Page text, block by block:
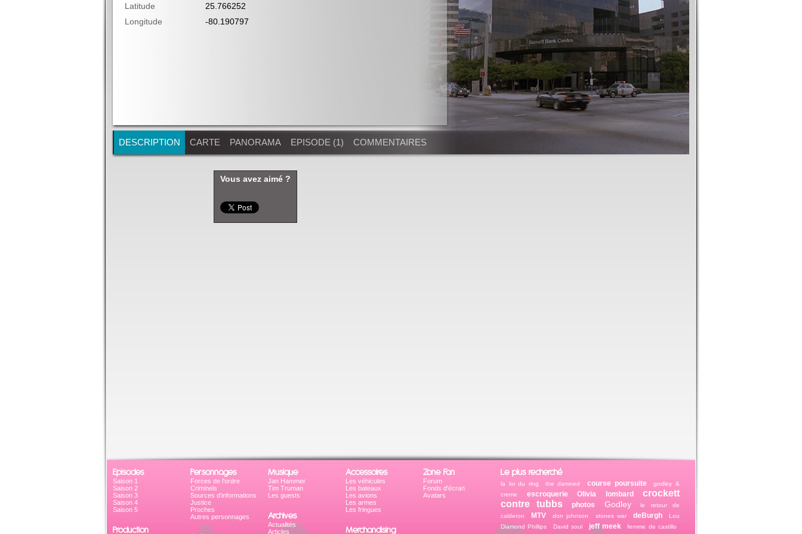
Latitude
25.766252
Longitude
-80.190797
DESCRIPTION CARTE PANORAMA EPISODE (1) COMMENTAIRES
Vous avez aimé ?
Episodes
Saison 1
Saison 2
Saison 3
Saison 4
Saison 5
Production
Personnages
Forces de l'ordre
Criminels
Sources d'informations
Justice
Proches
Autres personnages
Musique
Jan Hammer
Tim Truman
Les guests
Archives
Actualités
Articles
Accessoires
Les véhicules
Les bateaux
Les avions
Les armes
Les fringues
Merchandising
Zone Fan
Forum
Fonds d'écran
Avatars
Le plus recherché
la loi du ring the damned course poursuite
godley &
creme
escroquerie Olivia lombard
crockett
contre tubbs
photos Godley
le retour de
calderon
MTV don johnson stones war deBurgh
Lou
Diamond Phillips
David soul jeff meek femme de castillo